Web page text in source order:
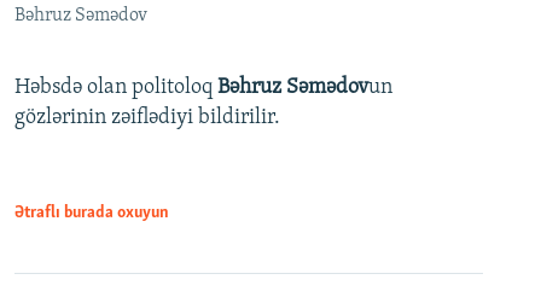
Bəhruz Səmədov
Həbsdə olan politoloq Bəhruz Səmədovun
gözlərinin zəiflədiyi bildirilir.
Ətraflı burada oxuyun